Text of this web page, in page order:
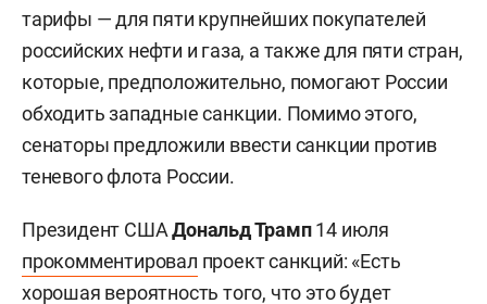
тарифы — для пяти крупнейших покупателей
российских нефти и газа, а также для пяти стран,
которые, предположительно, помогают России
обходить западные санкции. Помимо этого,
сенаторы предложили ввести санкции против
теневого флота России.
Президент СШАДональд Трамп14 июля
прокомментировал проект санкций: «Есть
хорошая вероятность того, что это будет